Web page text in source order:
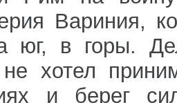
Вариния,
юг, в горы.
не хотел
и берег